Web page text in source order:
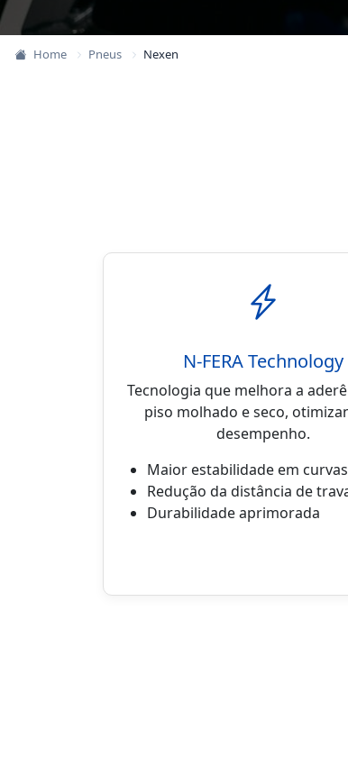
Home Pneus Nexen
N-FERA Technology
Tecnologia que melhora a
piso molhado e seco,
desempenho.
Maior estabilidade em curvas
Redução da distância de
Durabilidade aprimorada